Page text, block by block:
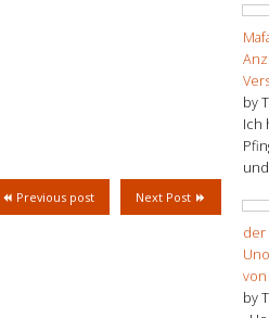
Next Post
Previous post
by
Ich
der
von
by